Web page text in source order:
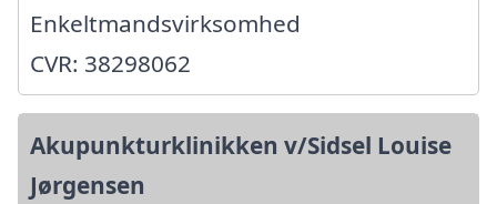
Enkeltmandsvirksomhed
CVR: 38298062
Akupunkturklinikken v/Sidsel Louise
Jørgensen